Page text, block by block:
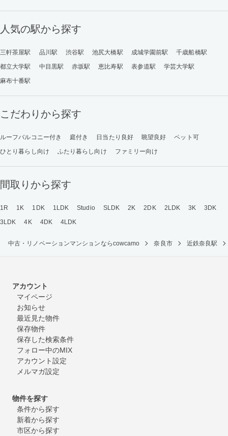
人気の駅から探す
三軒茶屋駅 品川駅 渋谷駅 池尻大橋駅 成城学園前駅
千歳船橋駅
都立大学駅
中目黒駅 赤坂駅 恵比寿駅 表参道駅
学芸大学駅
麻布十番駅
こだわりから探す
ルーフバルコニー付き 庭付き 日当たり良好 眺望良好
ペット可
ひとり暮らし向け
ふたり暮らし向け ファミリー向け
間取りから探す
1R 1K 1DK 1LDK Studio SLDK 2K 2DK 2LDK 3K
3DK
3LDK
4K 4DK 4LDK
中古・リノベーションマンションならcowcamo 奈良市 近鉄奈良駅
アカウント
マイページ
お知らせ
最近見た物件
保存物件
保存した検索条件
フォロー中のMIX
アカウント設定
メルマガ設定
物件を探す
条件から探す
新着から探す
市区から探す